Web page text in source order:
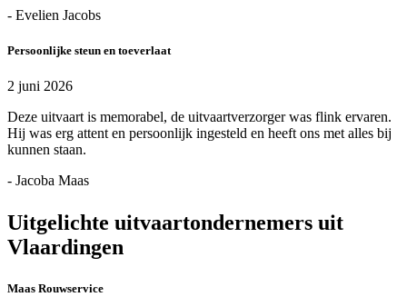
- Evelien Jacobs
Persoonlijke steun en toeverlaat
2 juni 2026
Deze uitvaart is memorabel, de uitvaartverzorger was flink ervaren.
Hij was erg attent en persoonlijk ingesteld en heeft ons met alles bij
kunnen staan.
- Jacoba Maas
Uitgelichte uitvaartondernemers uit
Vlaardingen
Maas Rouwservice